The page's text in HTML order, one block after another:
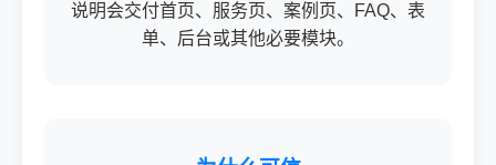
说明会交付首页、服务页、案例页、FAQ、表
单、后台或其他必要模块。